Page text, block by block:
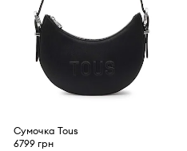
Сумочка Tous
6799 грн